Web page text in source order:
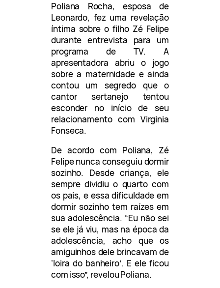
Poliana Rocha, esposa de
Leonardo, fez uma revelação
íntima sobre o filho Zé Felipe
durante entrevista para um
programa de TV. A
apresentadora abriu o jogo
sobre a maternidade e ainda
contou um segredo que o
cantor sertanejo tentou
esconder no início de seu
relacionamento com Virginia
Fonseca.
De acordo com Poliana, Zé
Felipe nunca conseguiu dormir
sozinho. Desde criança, ele
sempre dividiu o quarto com
os pais, e essa dificuldade em
dormir sozinho tem raízes em
sua adolescência. “Eu não sei
se ele já viu, mas na época da
adolescência, acho que os
amiguinhos dele brincavam de
‘loira do banheiro’. E ele ficou
com isso”, revelou Poliana.